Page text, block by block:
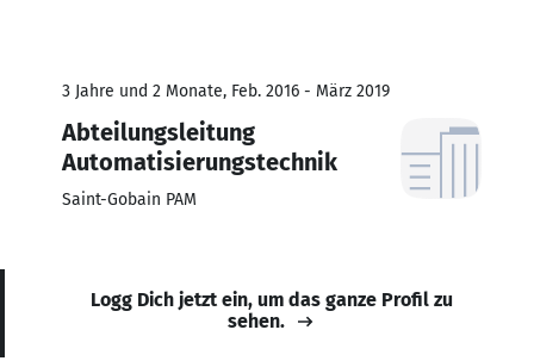
3 Jahre und 2 Monate, Feb. 2016 - März 2019
Abteilungsleitung
Automatisierungstechnik
Saint-Gobain PAM
Logg Dich jetzt ein, um das ganze Profil zu
sehen.